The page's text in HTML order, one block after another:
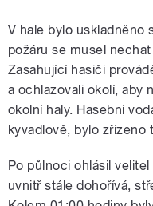
V hale bylo uskladněno
požáru se musel
Zasahující hasiči
a ochlazovali okolí, aby
okolní haly. Hasební
kyvadlově, bylo zřízeno
Po půlnoci ohlásil
uvnitř stále dohořívá,